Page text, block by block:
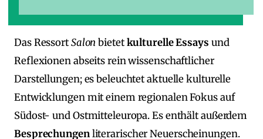
Das RessortSalon bietetkulturelle Essays und
Reflexionen abseits rein wissenschaftlicher
Darstellungen; es beleuchtet aktuelle kulturelle
Entwicklungen mit einem regionalen Fokus auf
Südost‑ und Ostmitteleuropa. Es enthält außerdem
Besprechungenliterarischer Neuerscheinungen.